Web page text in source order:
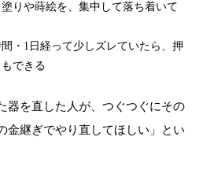
りや蒔絵を、集中して落ち着いて
・1日経って少しズレていたら、押
できる
器を直した人が、つぐつぐにその
金継ぎでやり直してほしい」とい